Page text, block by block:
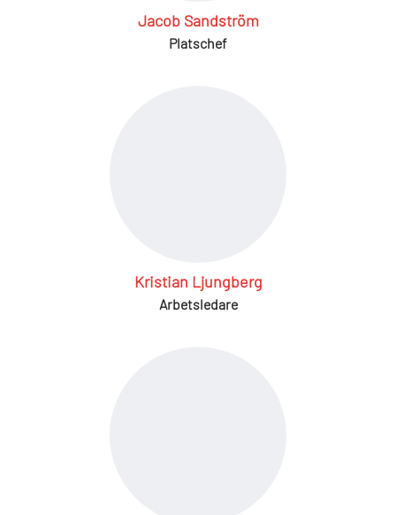
Jacob Sandström
Platschef
Kristian Ljungberg
Arbetsledare